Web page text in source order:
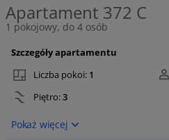
Apartament 372 C
1 pokojowy, do 4 osób
Szczegóły apartamentu
Liczba pokoi: 1
Piętro:3
Pokaż więcej